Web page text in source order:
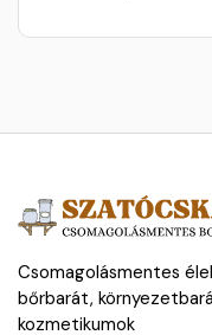
Csomagolásmentes
bőrbarát,
kozmetikumok